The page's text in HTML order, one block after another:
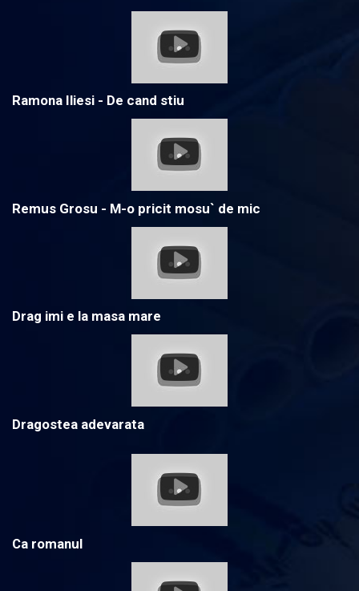
Ramona Iliesi - De cand stiu
Remus Grosu - M-o pricit mosu` de mic
Drag imi e la masa mare
Dragostea adevarata
Ca romanul